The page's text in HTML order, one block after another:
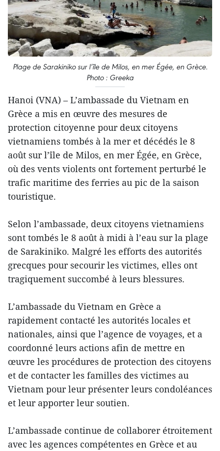
Plage de Sarakiniko sur l’île de Milos, en mer Égée, en Grèce.
Photo : Greeka
Hanoi (VNA) – L’ambassade du Vietnam en
Grèce a mis en œuvre des mesures de
protection citoyenne pour deux citoyens
vietnamiens tombés à la mer et décédés le 8
août sur l’île de Milos, en mer Égée, en Grèce,
où des vents violents ont fortement perturbé le
trafic maritime des ferries au pic de la saison
touristique.
Selon l’ambassade, deux citoyens vietnamiens
sont tombés le 8 août à midi à l’eau sur la plage
de Sarakiniko. Malgré les efforts des autorités
grecques pour secourir les victimes, elles ont
tragiquement succombé à leurs blessures.
L’ambassade du Vietnam en Grèce a
rapidement contacté les autorités locales et
nationales, ainsi que l’agence de voyages, et a
coordonné leurs actions afin de mettre en
œuvre les procédures de protection des citoyens
et de contacter les familles des victimes au
Vietnam pour leur présenter leurs condoléances
et leur apporter leur soutien.
L’ambassade continue de collaborer étroitement
avec les agences compétentes en Grèce et au